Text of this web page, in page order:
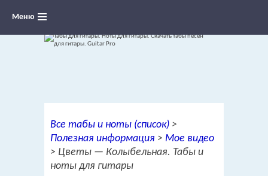
переложения песен для гитары
Меню
Все табы и ноты (список) >
Полезная информация > Мое видео
> Цветы — Колыбельная. Табы и
ноты для гитары